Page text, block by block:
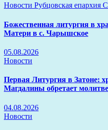
Новости Рубцовская епархия
Божественная литургия в
Матери в с. Чарышское
05.08.2026
Новости
Первая Литургия в Затоне:
Магдалины обретает
04.08.2026
Новости